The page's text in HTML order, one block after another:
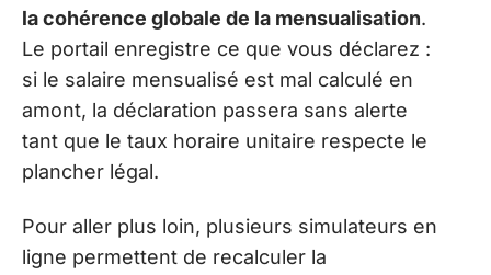
la cohérence globale de la mensualisation.
Le portail enregistre ce que vous déclarez :
si le salaire mensualisé est mal calculé en
amont, la déclaration passera sans alerte
tant que le taux horaire unitaire respecte le
plancher légal.
Pour aller plus loin, plusieurs simulateurs en
ligne permettent de recalculer la